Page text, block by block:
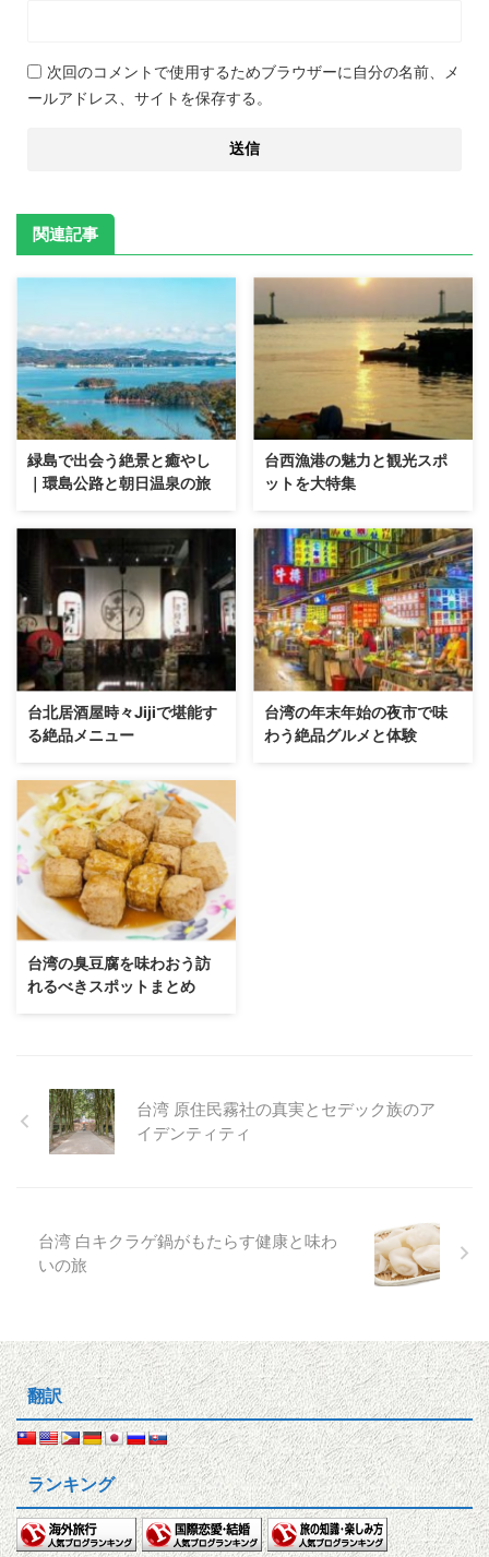
次回のコメントで使用するためブラウザーに自分の名前、メ
ールアドレス、サイトを保存する。
関連記事
緑島で出会う絶景と癒やし
｜環島公路と朝日温泉の旅
台西漁港の魅力と観光スポ
ットを大特集
台北居酒屋時々Jijiで堪能す
る絶品メニュー
台湾の年末年始の夜市で味
わう絶品グルメと体験
台湾の臭豆腐を味わおう訪
れるべきスポットまとめ
台湾 原住民霧社の真実とセデック族のア
イデンティティ
台湾 白キクラゲ鍋がもたらす健康と味わ
いの旅
翻訳
ランキング